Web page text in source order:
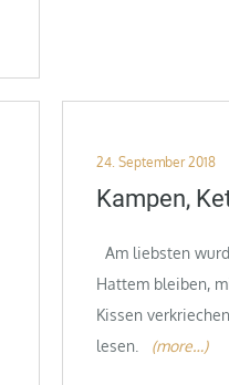
Posted
on
24. September 2018
Kampen,
Am liebsten
Hattem bleiben,
Kissen
lesen.
(more…)